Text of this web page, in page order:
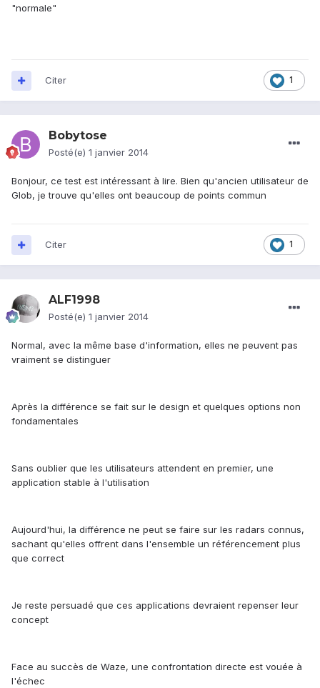
"normale"
1
Citer
Bobytose
Posté(e) 1 janvier 2014
Bonjour, ce test est intéressant à lire. Bien qu'ancien utilisateur de
Glob, je trouve qu'elles ont beaucoup de points commun
1
Citer
ALF1998
Posté(e) 1 janvier 2014
Normal, avec la même base d'information, elles ne peuvent pas
vraiment se distinguer
Après la différence se fait sur le design et quelques options non
fondamentales
Sans oublier que les utilisateurs attendent en premier, une
application stable à l'utilisation
Aujourd'hui, la différence ne peut se faire sur les radars connus,
sachant qu'elles offrent dans l'ensemble un référencement plus
que correct
Je reste persuadé que ces applications devraient repenser leur
concept
Face au succès de Waze, une confrontation directe est vouée à
l'échec